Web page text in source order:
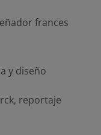
frances
y diseño
, reportaje